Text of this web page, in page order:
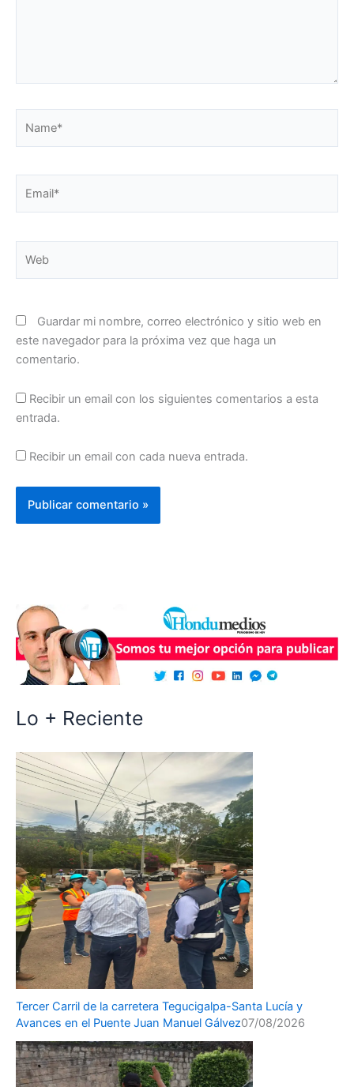
Guardar mi nombre, correo electrónico y sitio web en
este navegador para la próxima vez que haga un
comentario.
Recibir un email con los siguientes comentarios a esta
entrada.
Recibir un email con cada nueva entrada.
Lo + Reciente
Tercer Carril de la carretera Tegucigalpa-Santa Lucía y
Avances en el Puente Juan Manuel Gálvez07/08/2026